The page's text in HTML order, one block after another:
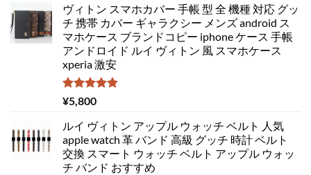
ヴィトン スマホカバー 手帳 型 全 機種 対応 グッ
チ 携帯 カバー ギャラクシー メンズ android ス
マホケース ブランドコピー iphone ケース 手帳
アンドロイド ルイ ヴィトン 風 スマホケース
xperia 激安
5段階中
5.00
¥5,800
ルイ ヴィトン アップル ウォッチ ベルト 人気
apple watch 革 バンド 高級 グッチ 時計 ベルト
交換 スマート ウォッチ ベルト アップル ウォッ
チ バンド おすすめ